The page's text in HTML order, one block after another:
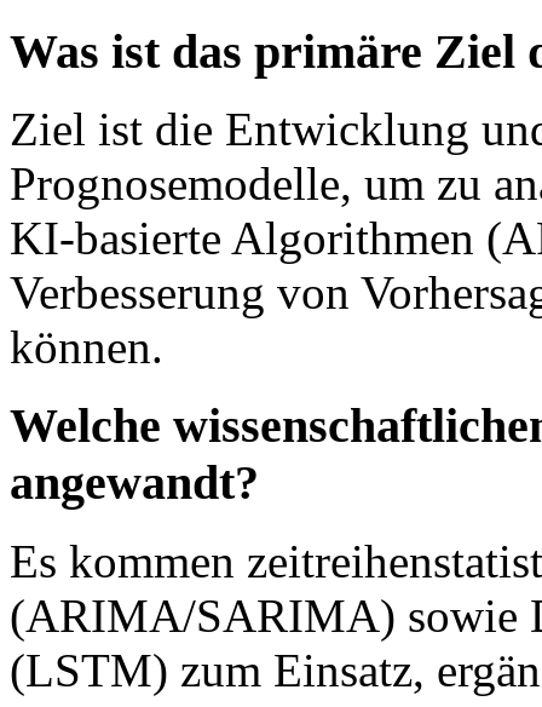
Was ist das primäre Ziel
Ziel ist die Entwicklung
Prognosemodelle, um zu
KI-basierte Algorithmen
Verbesserung von
können.
Welche
angewandt?
Es kommen
(ARIMA/SARIMA) sowie
(LSTM) zum Einsatz,